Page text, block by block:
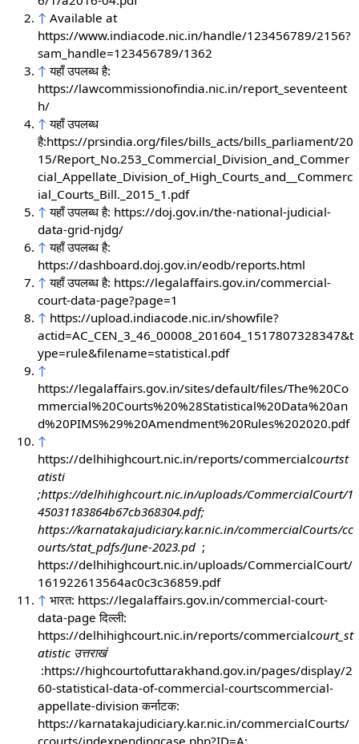
↑ Available at
https://www.indiacode.nic.in/handle/123456789/2156?
sam_handle=123456789/1362
↑ यहाँ उपलब्ध है:
https://lawcommissionofindia.nic.in/report_seventeent
h/
↑ यहाँ उपलब्ध
है:https://prsindia.org/files/bills_acts/bills_parliament/20
15/Report_No.253_Commercial_Division_and_Commer
cial_Appellate_Division_of_High_Courts_and__Commerc
ial_Courts_Bill._2015_1.pdf
↑ यहाँ उपलब्ध है: https://doj.gov.in/the-national-judicial-
data-grid-njdg/
↑ यहाँ उपलब्ध है:
https://dashboard.doj.gov.in/eodb/reports.html
↑ यहाँ उपलब्ध है: https://legalaffairs.gov.in/commercial-
court-data-page?page=1
↑ https://upload.indiacode.nic.in/showfile?
actid=AC_CEN_3_46_00008_201604_1517807328347&t
ype=rule&filename=statistical.pdf
↑
https://legalaffairs.gov.in/sites/default/files/The%20Co
mmercial%20Courts%20%28Statistical%20Data%20an
d%20PIMS%29%20Amendment%20Rules%202020.pdf
↑
https://delhihighcourt.nic.in/reports/commercialcourtst
atisti
;https://delhihighcourt.nic.in/uploads/CommercialCourt/1
45031183864b67cb368304.pdf;
https://karnatakajudiciary.kar.nic.in/commercialCourts/cc
ourts/stat_pdfs/June-2023.pd;
https://delhihighcourt.nic.in/uploads/CommercialCourt/
161922613564ac0c3c36859.pdf
↑ भारत: https://legalaffairs.gov.in/commercial-court-
data-page दिल्ली:
https://delhihighcourt.nic.in/reports/commercialcourt_st
atistic उत्तराखं
:https://highcourtofuttarakhand.gov.in/pages/display/2
60-statistical-data-of-commercial-courtscommercial-
appellate-division कर्नाटक:
https://karnatakajudiciary.kar.nic.in/commercialCourts/